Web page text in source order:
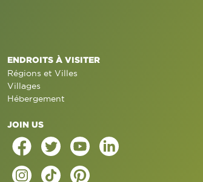
ENDROITS À VISITER
Régions et Villes
Villages
Hébergement
JOIN US